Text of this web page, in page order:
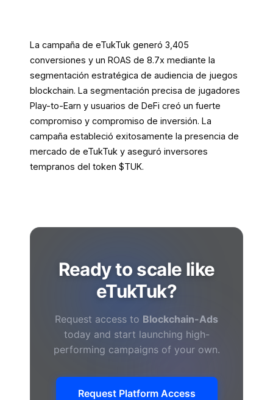
La campaña de eTukTuk generó 3,405
conversiones y un ROAS de 8.7x mediante la
segmentación estratégica de audiencia de juegos
blockchain. La segmentación precisa de jugadores
Play-to-Earn y usuarios de DeFi creó un fuerte
compromiso y compromiso de inversión. La
campaña estableció exitosamente la presencia de
mercado de eTukTuk y aseguró inversores
tempranos del token $TUK.
Ready to scale like
eTukTuk?
Request access to Blockchain-Ads
today and start launching high-
performing campaigns of your own.
Request Platform Access